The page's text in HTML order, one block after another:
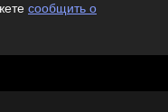
сообщить о